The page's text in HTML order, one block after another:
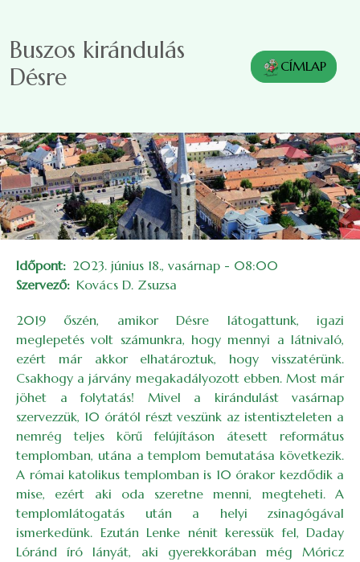
Buszos kirándulás
Désre
CÍMLAP
Időpont
2023. június 18., vasárnap - 08:00
Szervező
Kovács D. Zsuzsa
2019 őszén, amikor Désre látogattunk, igazi
meglepetés volt számunkra, hogy mennyi a látnivaló,
ezért már akkor elhatároztuk, hogy visszatérünk.
Csakhogy a járvány megakadályozott ebben. Most már
jöhet a folytatás! Mivel a kirándulást vasárnap
szervezzük, 10 órától részt veszünk az istentiszteleten a
nemrég teljes körű felújításon átesett református
templomban, utána a templom bemutatása következik.
A római katolikus templomban is 10 órakor kezdődik a
mise, ezért aki oda szeretne menni, megteheti. A
templomlátogatás után a helyi zsinagógával
ismerkedünk. Ezután Lenke nénit keressük fel, Daday
Lóránd író lányát, aki gyerekkorában még Móricz